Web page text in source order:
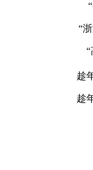
“
趁
趁